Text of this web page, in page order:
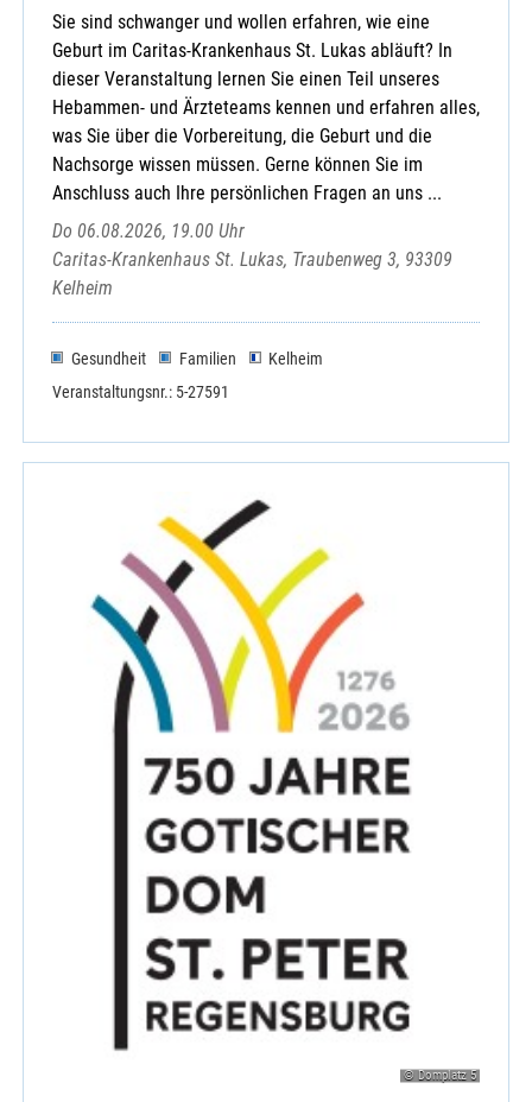
Sie sind schwanger und wollen erfahren, wie eine
Geburt im Caritas-Krankenhaus St. Lukas abläuft? In
dieser Veranstaltung lernen Sie einen Teil unseres
Hebammen- und Ärzteteams kennen und erfahren alles,
was Sie über die Vorbereitung, die Geburt und die
Nachsorge wissen müssen. Gerne können Sie im
Anschluss auch Ihre persönlichen Fragen an uns ...
Do 06.08.2026, 19.00 Uhr
Caritas-Krankenhaus St. Lukas, Traubenweg 3, 93309
Kelheim
Gesundheit Familien
Kelheim
Veranstaltungsnr.: 5-27591
© Domplatz 5